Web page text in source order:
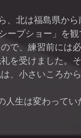
プショー」を観
で、練習前には
を受けました。
、小さいころか
人生は変わってい